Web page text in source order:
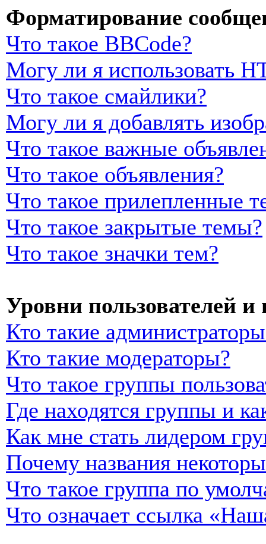
Форматирование
Что такое BBCode?
Могу ли я использовать
Что такое смайлики?
Могу ли я добавлять
Что такое важные
Что такое объявления?
Что такое прилепленные
Что такое закрытые темы?
Что такое значки тем?
Уровни пользователей
Кто такие
Кто такие модераторы?
Что такое группы
Где находятся группы и
Как мне стать лидером
Почему названия
Что такое группа по
Что означает ссылка